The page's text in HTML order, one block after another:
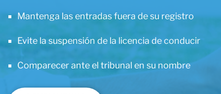
Mantenga las entradas fuera de su registro
Evite la suspensión de la licencia de conducir
Comparecer ante el tribunal en su nombre